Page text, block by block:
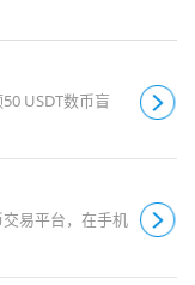
USDT数币盲
易平台，在手机